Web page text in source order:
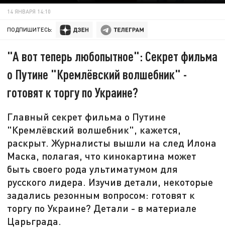
14 ЯНВАРЯ 14:10
ПОДПИШИТЕСЬ:
"А вот теперь любопытное": Секрет фильма
о Путине "Кремлёвский волшебник" -
готовят к торгу по Украине?
Главный секрет фильма о Путине
"Кремлёвский волшебник", кажется,
раскрыт. Журналисты вышли на след Илона
Маска, полагая, что кинокартина может
быть своего рода ультиматумом для
русского лидера. Изучив детали, некоторые
задались резонным вопросом: готовят к
торгу по Украине? Детали - в материале
Царьграда.